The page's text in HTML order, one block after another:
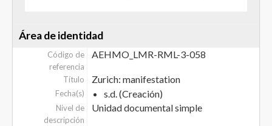
Área de identidad
Código de
referencia
AEHMO_LMR-RML-3-058
Título Zurich: manifestation
Fecha(s) s.d. (Creación)
Nivel de
descripción
Unidad documental simple